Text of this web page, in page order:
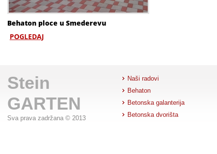
Behaton ploce u Smederevu
POGLEDAJ
Stein
GARTEN
Sva prava zadržana © 2013
Naši radovi
Behaton
Betonska galanterija
Betonska dvorišta